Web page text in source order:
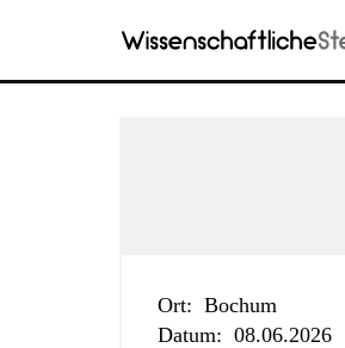
Ort: Bochum
Datum: 08.06.2026